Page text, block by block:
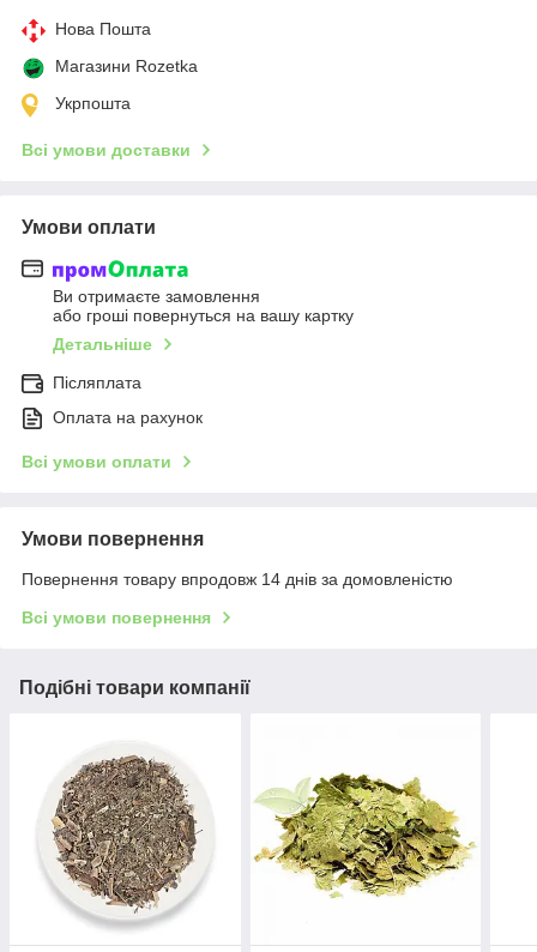
Нова Пошта
Магазини Rozetka
Укрпошта
Всі умови доставки
Умови оплати
Ви отримаєте замовлення
або гроші повернуться на вашу картку
Детальніше
Післяплата
Оплата на рахунок
Всі умови оплати
Умови повернення
Повернення товару впродовж 14 днів за домовленістю
Всі умови повернення
Подібні товари компанії